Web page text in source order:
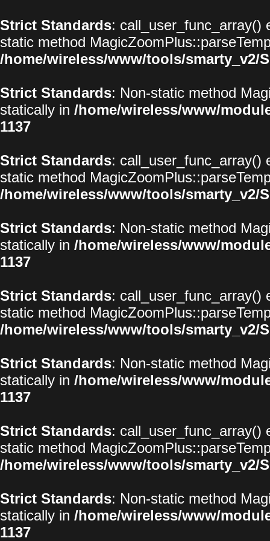
Strict Standards: call_user_func_array()
static method
/home/wireless/www/tools/smarty_v2/
Strict Standards: Non-static method
statically in /home/wireless/www/
1137
Strict Standards: call_user_func_array()
static method
/home/wireless/www/tools/smarty_v2/
Strict Standards: Non-static method
statically in /home/wireless/www/
1137
Strict Standards: call_user_func_array()
static method
/home/wireless/www/tools/smarty_v2/
Strict Standards: Non-static method
statically in /home/wireless/www/
1137
Strict Standards: call_user_func_array()
static method
/home/wireless/www/tools/smarty_v2/
Strict Standards: Non-static method
statically in /home/wireless/www/
1137